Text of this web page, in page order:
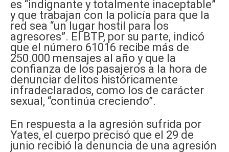
es “indignante y totalmente inaceptable”
y que trabajan con la policía para que la
red sea “un lugar hostil para los
agresores”. El BTP, por su parte, indicó
que el número 61016 recibe más de
250.000 mensajes al año y que la
confianza de los pasajeros a la hora de
denunciar delitos históricamente
infradeclarados, como los de carácter
sexual, “continúa creciendo”.
En respuesta a la agresión sufrida por
Yates, el cuerpo precisó que el 29 de
junio recibió la denuncia de una agresión